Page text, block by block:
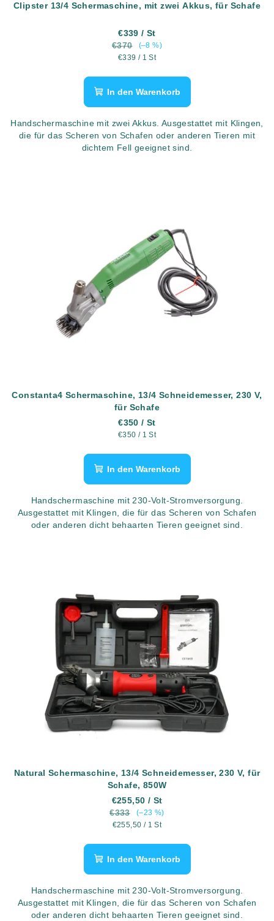
Clipster 13/4 Schermaschine, mit zwei Akkus, für Schafe
€339/ St
€370
(–8 %)
Verkaufspreis:
€339 / 1 St
In den Warenkorb
Handschermaschine mit zwei Akkus. Ausgestattet mit Klingen,
die für das Scheren von Schafen oder anderen Tieren mit
dichtem Fell geeignet sind.
Constanta4 Schermaschine, 13/4 Schneidemesser, 230 V,
für Schafe
€350/ St
Verkaufspreis:
€350 / 1 St
In den Warenkorb
Handschermaschine mit 230-Volt-Stromversorgung.
Ausgestattet mit Klingen, die für das Scheren von Schafen
oder anderen dicht behaarten Tieren geeignet sind.
Natural Schermaschine, 13/4 Schneidemesser, 230 V, für
Schafe, 850W
€255,50 / St
€333
(–23 %)
Verkaufspreis:
€255,50 / 1 St
In den Warenkorb
Handschermaschine mit 230-Volt-Stromversorgung.
Ausgestattet mit Klingen, die für das Scheren von Schafen
oder anderen dicht behaarten Tieren geeignet sind.